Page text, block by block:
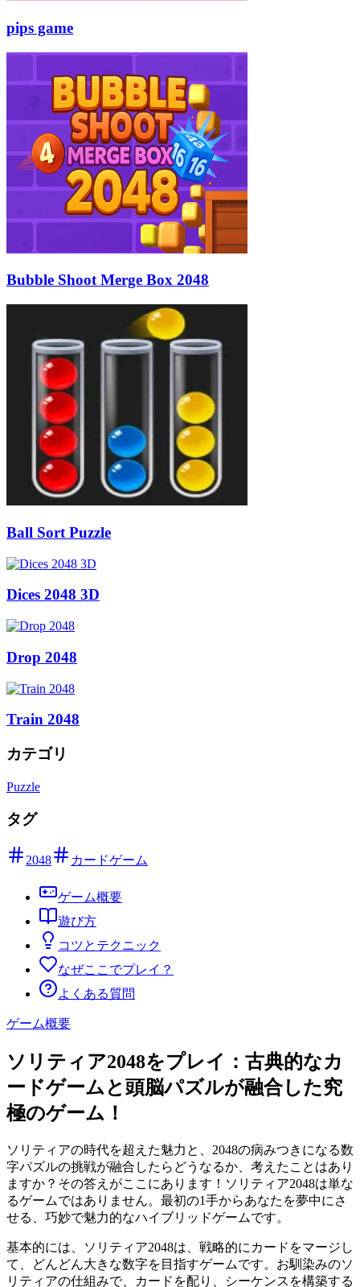
pips game
Bubble Shoot Merge Box 2048
Ball Sort Puzzle
Dices 2048 3D
Drop 2048
Train 2048
カテゴリ
Puzzle
タグ
2048 カードゲーム
ゲーム概要
遊び方
コツとテクニック
なぜここでプレイ？
よくある質問
ゲーム概要
ソリティア2048をプレイ：古典的なカ
ードゲームと頭脳パズルが融合した究
極のゲーム！
ソリティアの時代を超えた魅力と、2048の病みつきになる数
字パズルの挑戦が融合したらどうなるか、考えたことはあり
ますか？その答えがここにあります！ソリティア2048は単な
るゲームではありません。最初の1手からあなたを夢中にさ
せる、巧妙で魅力的なハイブリッドゲームです。
基本的には、ソリティア2048は、戦略的にカードをマージし
て、どんどん大きな数字を目指すゲームです。お馴染みのソ
リティアの仕組みで、カードを配り、シーケンスを構築する